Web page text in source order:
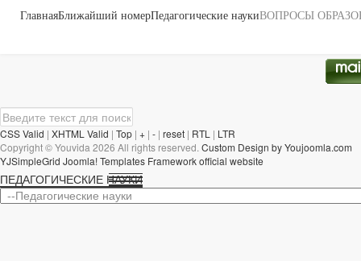
ГлавнаяБлижайший номерПедагогические наукиВОПРОСЫ
CSS Valid | XHTML Valid | Top | + | - | reset | RTL | LTR
Copyright ©Youvida 2026 All rights reserved. Custom Design by Youjoomla.com
YJSimpleGrid Joomla! Templates Framework official website
ПЕДАГОГИЧЕСКИЕ НАУКИ